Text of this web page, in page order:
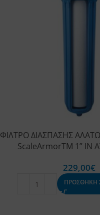
ΦΙΛΤΡΟ ΔΙΑΣΠΑΣΗΣ
ScaleArmorTM 1” IN
229,00€
ΠΡΟΣΘΗΚΗ